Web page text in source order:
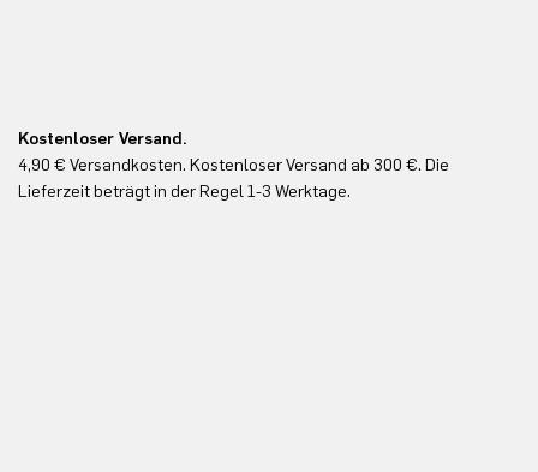
Kostenloser Versand.
4,90 € Versandkosten. Kostenloser Versand ab 300 €. Die
Lieferzeit beträgt in der Regel 1-3 Werktage.